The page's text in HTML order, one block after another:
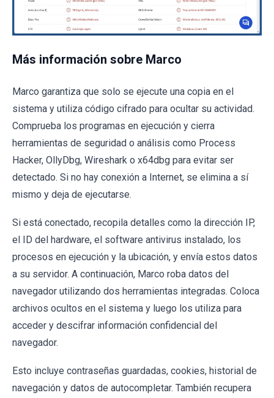
Más información sobre Marco
Marco garantiza que solo se ejecute una copia en el
sistema y utiliza código cifrado para ocultar su actividad.
Comprueba los programas en ejecución y cierra
herramientas de seguridad o análisis como Process
Hacker, OllyDbg, Wireshark o x64dbg para evitar ser
detectado. Si no hay conexión a Internet, se elimina a sí
mismo y deja de ejecutarse.
Si está conectado, recopila detalles como la dirección IP,
el ID del hardware, el software antivirus instalado, los
procesos en ejecución y la ubicación, y envía estos datos
a su servidor. A continuación, Marco roba datos del
navegador utilizando dos herramientas integradas. Coloca
archivos ocultos en el sistema y luego los utiliza para
acceder y descifrar información confidencial del
navegador.
Esto incluye contraseñas guardadas, cookies, historial de
navegación y datos de autocompletar. También recupera